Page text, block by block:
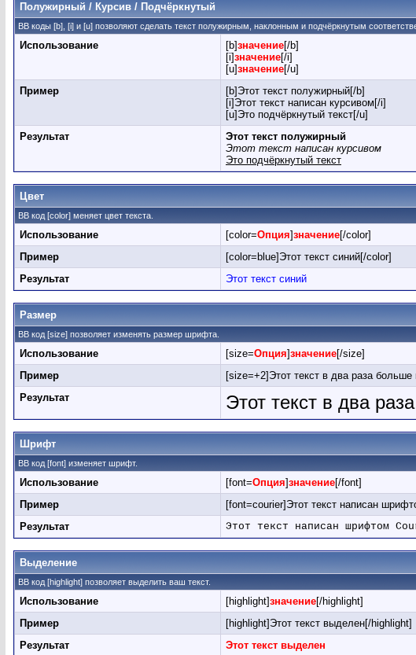
Полужирный / Курсив / Подчёркнутый
BB коды [b], [i] и [u] позволяют сделать текст полужирным, наклонным и подчёркнутым
Использование [b]значение[/b]
[i]значение[/i]
[u]значение[/u]
Пример
[b]Этот текст полужирный[/b]
[i]Этот текст написан курсивом[/i]
[u]Это подчёркнутый текст[/u]
Результат
Этот текст полужирный
Этот текст написан курсивом
Это подчёркнутый текст
Цвет
BB код [color] меняет цвет текста.
Использование [color=Опция]значение[/color]
Пример
[color=blue]Этот текст синий[/color]
Результат
Этот текст синий
Размер
BB код [size] позволяет изменять размер шрифта.
Использование [size=Опция]значение[/size]
Пример
[size=+2]Этот текст в два раза больше
Результат
Этот текст в два
Шрифт
BB код [font] изменяет шрифт.
Использование [font=Опция]значение[/font]
Пример
[font=courier]Этот текст написан
Результат
Этот текст написан шрифтом
Выделение
BB код [highlight] позволяет выделить ваш текст.
Использование [highlight]значение[/highlight]
Пример
[highlight]Этот текст выделен[/highlight]
Результат
Этот текст выделен